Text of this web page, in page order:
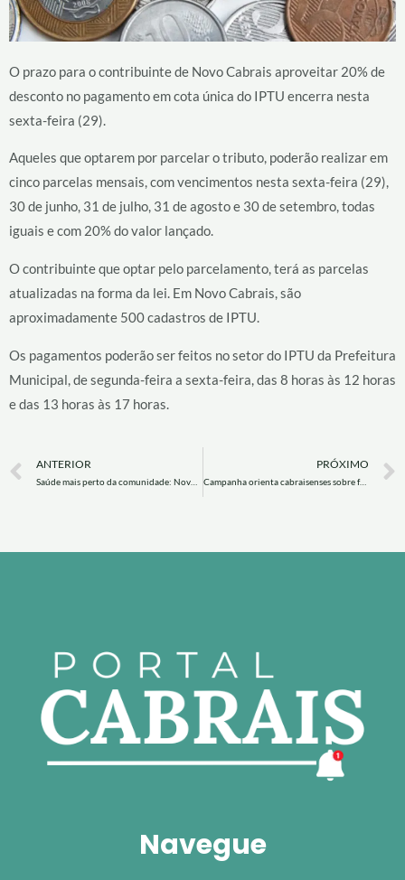
O prazo para o contribuinte de Novo Cabrais aproveitar 20% de
desconto no pagamento em cota única do IPTU encerra nesta
sexta-feira (29).
Aqueles que optarem por parcelar o tributo, poderão realizar em
cinco parcelas mensais, com vencimentos nesta sexta-feira (29),
30 de junho, 31 de julho, 31 de agosto e 30 de setembro, todas
iguais e com 20% do valor lançado.
O contribuinte que optar pelo parcelamento, terá as parcelas
atualizadas na forma da lei. Em Novo Cabrais, são
aproximadamente 500 cadastros de IPTU.
Os pagamentos poderão ser feitos no setor do IPTU da Prefeitura
Municipal, de segunda-feira a sexta-feira, das 8 horas às 12 horas
e das 13 horas às 17 horas.
Prev
ANTERIOR PRÓXIMO
Campanha orienta cabraisenses sobre ferramenta de alerta da Defesa Civil
Navegue